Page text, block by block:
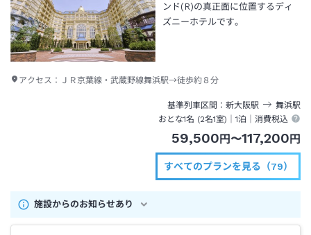
ンド(R)の真正面に位置するディ
ズニーホテルです。
アクセス： ＪＲ京葉線・武蔵野線舞浜駅→徒歩約８分
基準列車区間 新大阪駅 舞浜駅
おとな1名 (2名1室)｜1泊 ｜消費税込
59,500円〜117,200円
すべてのプランを見る（79）
施設からのお知らせあり